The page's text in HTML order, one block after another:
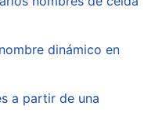
dinámico en
a partir de una